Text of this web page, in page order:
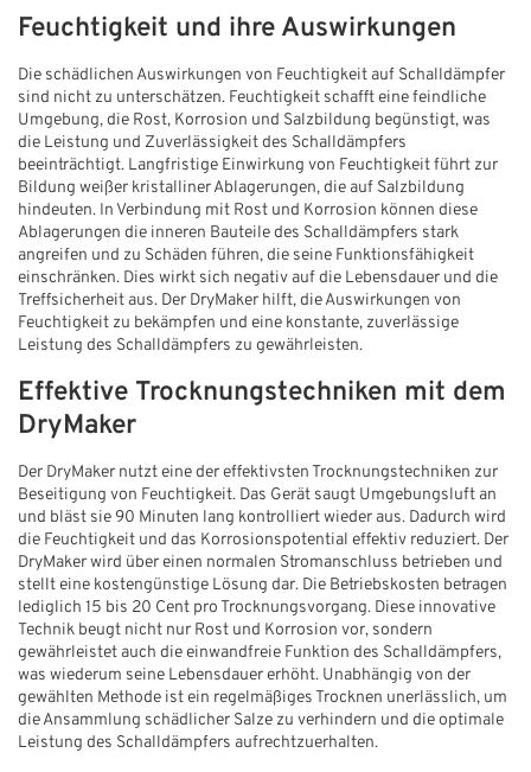
Feuchtigkeit und ihre Auswirkungen
Die schädlichen Auswirkungen von Feuchtigkeit auf Schalldämpfer
sind nicht zu unterschätzen. Feuchtigkeit schafft eine feindliche
Umgebung, die Rost, Korrosion und Salzbildung begünstigt, was
die Leistung und Zuverlässigkeit des Schalldämpfers
beeinträchtigt. Langfristige Einwirkung von Feuchtigkeit führt zur
Bildung weißer kristalliner Ablagerungen, die auf Salzbildung
hindeuten. In Verbindung mit Rost und Korrosion können diese
Ablagerungen die inneren Bauteile des Schalldämpfers stark
angreifen und zu Schäden führen, die seine Funktionsfähigkeit
einschränken. Dies wirkt sich negativ auf die Lebensdauer und die
Treffsicherheit aus. Der DryMaker hilft, die Auswirkungen von
Feuchtigkeit zu bekämpfen und eine konstante, zuverlässige
Leistung des Schalldämpfers zu gewährleisten.
Effektive Trocknungstechniken mit dem
DryMaker
Der DryMaker nutzt eine der effektivsten Trocknungstechniken zur
Beseitigung von Feuchtigkeit. Das Gerät saugt Umgebungsluft an
und bläst sie 90 Minuten lang kontrolliert wieder aus. Dadurch wird
die Feuchtigkeit und das Korrosionspotential effektiv reduziert. Der
DryMaker wird über einen normalen Stromanschluss betrieben und
stellt eine kostengünstige Lösung dar. Die Betriebskosten betragen
lediglich 15 bis 20 Cent pro Trocknungsvorgang. Diese innovative
Technik beugt nicht nur Rost und Korrosion vor, sondern
gewährleistet auch die einwandfreie Funktion des Schalldämpfers,
was wiederum seine Lebensdauer erhöht. Unabhängig von der
gewählten Methode ist ein regelmäßiges Trocknen unerlässlich, um
die Ansammlung schädlicher Salze zu verhindern und die optimale
Leistung des Schalldämpfers aufrechtzuerhalten.